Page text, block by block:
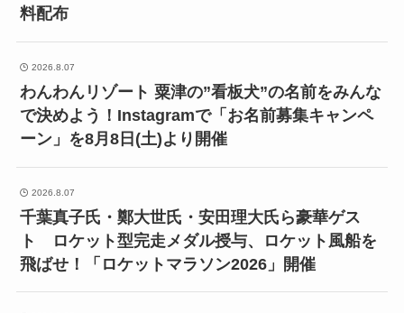
料配布
2026.8.07
わんわんリゾート 粟津の”看板犬”の名前をみんな
で決めよう！Instagramで「お名前募集キャンペ
ーン」を8月8日(土)より開催
2026.8.07
千葉真子氏・鄭大世氏・安田理大氏ら豪華ゲス
ト ロケット型完走メダル授与、ロケット風船を
飛ばせ！「ロケットマラソン2026」開催